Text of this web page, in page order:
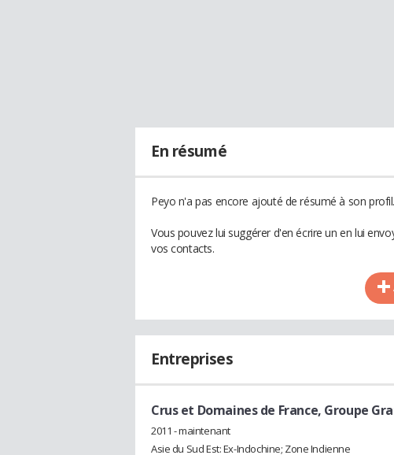
En résumé
Peyo n'a pas encore ajouté de résumé à son profil.
Vous pouvez lui suggérer d'en écrire un en lui
vos contacts.
Entreprises
Crus et Domaines de France, Groupe
2011 - maintenant
Asie du Sud Est: Ex-Indochine; Zone Indienne